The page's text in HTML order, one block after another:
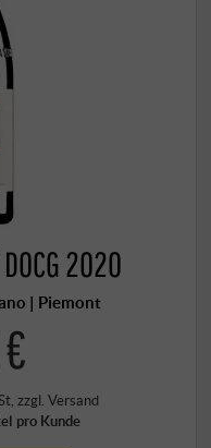
2020
| Piemont
, zzgl. Versand
pro Kunde